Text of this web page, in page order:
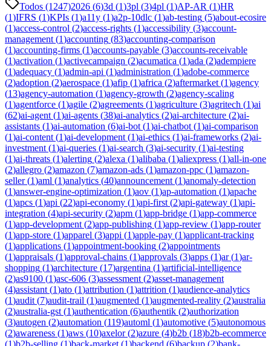
Todos (1247)2026 (6)3d (1)3pl (3)4pl (1)AP-AR (1)HR
(1)IFRS (1)KPIs (1)a11y (1)a2p-10dlc (1)ab-testing (5)about-ecosire
(1)access-control (2)access-rights (1)accessibility (3)account-
management (1)accounting (83)accounting-comparison
(1)accounting-firms (1)accounts-payable (3)accounts-receivable
(1)activation (1)activecampaign (2)acumatica (1)ada (2)adempiere
(1)adequacy (1)admin-api (1)administration (1)adobe-commerce
(2)adoption (2)aerospace (1)afip (1)africa (2)aftermarket (1)agency
(13)agency-automation (1)agency-growth (2)agency-scaling
(1)agentforce (1)agile (2)agreements (1)agriculture (3)agritech (1)ai
(62)ai-agent (1)ai-agents (38)ai-analytics (2)ai-architecture (2)ai-
assistants (1)ai-automation (6)ai-bot (1)ai-chatbot (1)ai-comparison
(1)ai-content (1)ai-development (1)ai-ethics (1)ai-frameworks (2)ai-
investment (1)ai-queries (1)ai-search (3)ai-security (1)ai-testing
(1)ai-threats (1)alerting (2)alexa (1)alibaba (1)aliexpress (1)all-in-one
(2)allegro (2)amazon (7)amazon-ads (1)amazon-ppc (1)amazon-
seller(1)aml (1)analytics (40)announcement (1)anomaly-detection
(1)answer-engine-optimization (1)aov (1)ap-automation (1)apache
(1)apcs (1)api (22)api-economy (1)api-first (2)api-gateway (1)api-
integration (4)api-security (2)apm (1)app-bridge (1)app-commerce
(1)app-development (2)app-publishing (1)app-review (1)app-router
(1)app-store (1)apparel (3)appi (1)apple-pay (1)applicant-tracking
(1)applications (1)appointment-booking (2)appointments
(1)appraisals (1)approval-chains (1)approvals (3)apps (1)ar(1)ar-
shopping (1)architecture (17)argentina (1)artificial-intelligence
(2)as9100 (1)asc-606 (3)assessment (2)asset-management
(4)assistant (1)ato (1)attribution (1)attrition (1)audience-analytics
(1)audit (7)audit-trail (1)augmented (1)augmented-reality (2)australia
(2)australia-gst (1)authentication (6)authentik (2)authorization
(3)autogen (2)automation (119)automl (1)automotive (5)autonomous
(2)awareness (1)aws (10)axelor(2)azure (4)b2b (18)b2b-ecommerce
(1)b2b-selling (1)back-market (1)backend (6)backup (2)bank-